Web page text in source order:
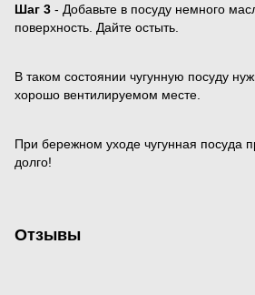
Шаг 3 - Добавьте в посуду немного
поверхность. Дайте остыть.
В таком состоянии чугунную посуду
хорошо вентилируемом месте.
При бережном уходе чугунная посуда
долго!
Отзывы